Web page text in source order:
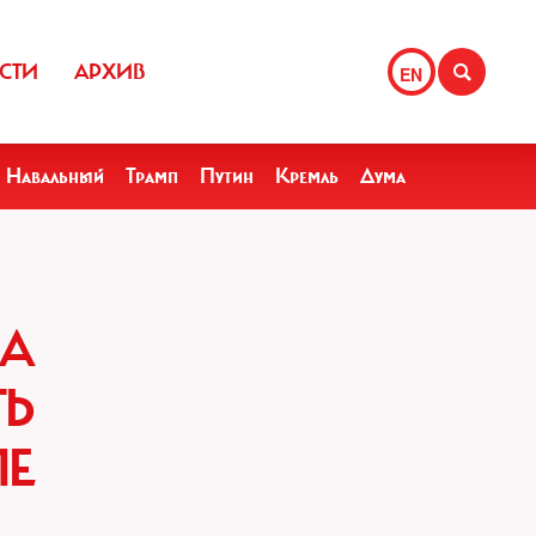
EN
АРХИВ
Навальный Трамп Путин Кремль Дума